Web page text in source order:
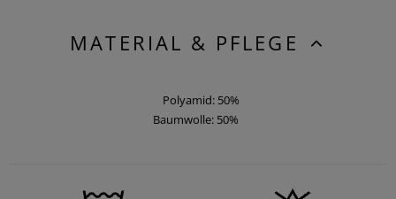
MATERIAL & PFLEGE
Polyamid: 50%
Baumwolle: 50%